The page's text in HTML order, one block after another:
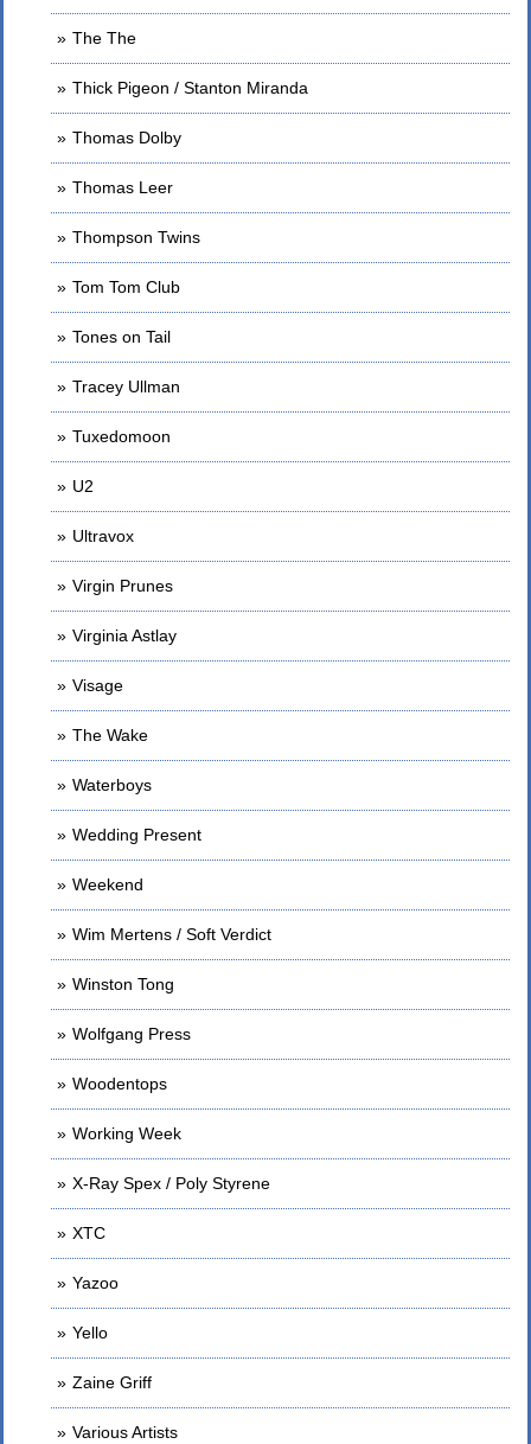
The The
Thick Pigeon / Stanton Miranda
Thomas Dolby
Thomas Leer
Thompson Twins
Tom Tom Club
Tones on Tail
Tracey Ullman
Tuxedomoon
U2
Ultravox
Virgin Prunes
Virginia Astlay
Visage
The Wake
Waterboys
Wedding Present
Weekend
Wim Mertens / Soft Verdict
Winston Tong
Wolfgang Press
Woodentops
Working Week
X-Ray Spex / Poly Styrene
XTC
Yazoo
Yello
Zaine Griff
Various Artists